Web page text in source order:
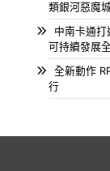
類銀河惡魔
中南卡通打
可持續發展
全新動作
行